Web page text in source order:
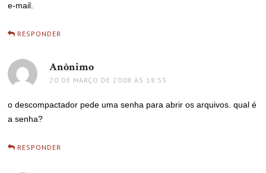
e-mail.
RESPONDER
Anônimo
20 DE MARÇO DE 2008 ÀS 18:55
o descompactador pede uma senha para abrir os arquivos. qual é
a senha?
RESPONDER